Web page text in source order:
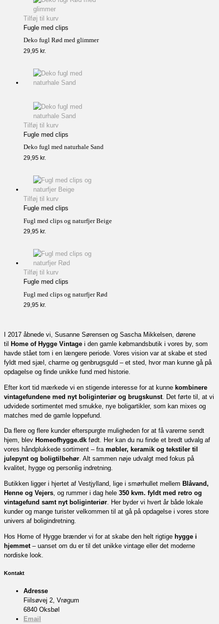
Tilføj til kurv
Fugle med clips
Deko fugl Rød med glimmer
29,95 kr.
Tilføj til kurv
Fugle med clips
Deko fugl med naturhale Sand
29,95 kr.
Tilføj til kurv
Fugle med clips
Fugl med clips og naturfjer Beige
29,95 kr.
Tilføj til kurv
Fugle med clips
Fugl med clips og naturfjer Rød
29,95 kr.
I 2017 åbnede vi, Susanne Sørensen og Sascha Mikkelsen, dørene
til
Home of Hygge Vintage i den gamle købmandsbutik i vores by, som
havde stået tom i en længere periode. Vores vision var at skabe et sted
fyldt med sjæl, charme og genbrugsguld – et sted, hvor man kunne gå på
opdagelse og finde unikke fund med historie.
Efter kort tid mærkede vi en stigende interesse for at kunne kombinere
vintagefundene med nyt boliginteriør og brugskunst . Det førte til, at vi
udvidede sortimentet med smukke, nye boligartikler, som kan mixes og
matches med de gamle loppefund.
Da flere og flere kunder efterspurgte muligheden for at få varerne sendt
hjem, blev Homeofhygge.dk født. Her kan du nu finde et bredt udvalg af
vores håndplukkede sortiment – fra møbler, keramik og tekstiler til
julepynt og boligtilbehør. Alt sammen nøje udvalgt med fokus på
kvalitet, hygge og personlig indretning.
Butikken ligger i hjertet af Vestjylland, lige i smørhullet mellem Blåvand,
Henne og Vejers, og rummer i dag hele 350 kvm. fyldt med retro og
vintagefund samt nyt boliginteriør. Her byder vi hvert år både lokale
kunder og mange turister velkommen til at gå på opdagelse i vores store
univers af boligindretning.
Hos Home of Hygge brænder vi for at skabe den helt rigtige hygge i
hjemmet – uanset om du er til det unikke vintage eller det moderne
nordiske look.
Kontakt
Adresse
Fiilsøvej 2, Vrøgum
6840 Oksbøl
Email